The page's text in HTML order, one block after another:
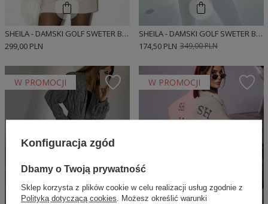
SHEILA - DAMSKI GOLF SWETER BEŻOWO/CZARNY 'TILBURY'
299,00 PLN
SHEILA - DAMSKI GOLF SWETER BIAŁY Z ZAMKIEM LOGOWANY 'ANDRE'
349,00 PLN
174,50 PLN
W PROMOCJI W PROMOCJI
Konfiguracja zgód
Dbamy o Twoją prywatność
Sklep korzysta z plików cookie w celu realizacji usług zgodnie z
Polityką dotyczącą cookies. Możesz określić warunki